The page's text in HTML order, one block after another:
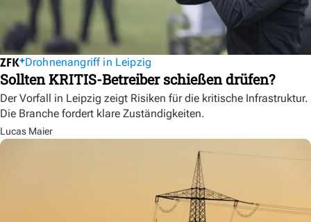
Drohnenangriff in Leipzig
Sollten KRITIS-Betreiber schießen drüfen?
Der Vorfall in Leipzig zeigt Risiken für die kritische Infrastruktur.
Die Branche fordert klare Zuständigkeiten.
Lucas Maier